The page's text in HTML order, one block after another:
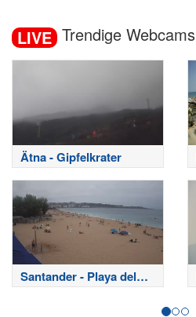
LIVE Trendige Webcams
Ätna - Gipfelkrater
Santander - Playa del
Sardinero